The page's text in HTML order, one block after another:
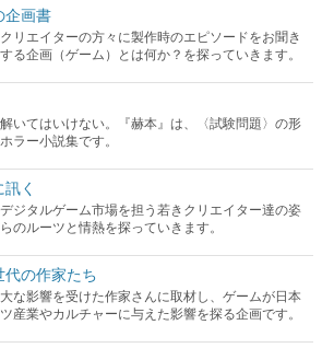
企画書
リエイターの方々に製作時のエピソードをお聞き
る企画（ゲーム）とは何か？を探っていきます。
いてはいけない。『赫本』は、〈試験問題〉の形
ラー小説集です。
く
ジタルゲーム市場を担う若きクリエイター達の姿
のルーツと情熱を探っていきます。
代の作家たち
な影響を受けた作家さんに取材し、ゲームが日本
産業やカルチャーに与えた影響を探る企画です。